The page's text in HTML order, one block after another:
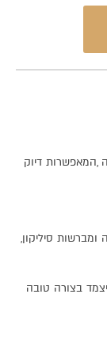
,המאפשרות דיוק
ומברשות סיליקון,
בצורה טובה